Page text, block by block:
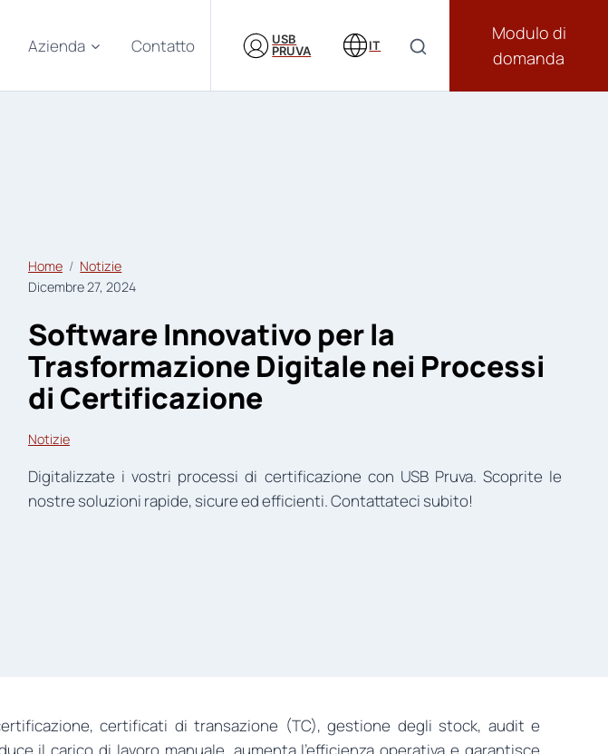
Azienda Contatto
USB
PRUVA
IT
Modulo di
domanda
Home
Notizie
Dicembre 27, 2024
Software Innovativo per la
Trasformazione Digitale nei Processi
di Certificazione
Notizie
Digitalizzate i vostri processi di certificazione con USB Pruva. Scoprite le
nostre soluzioni rapide, sicure ed efficienti. Contattateci subito!
certificati di transazione (TC), gestione degli stock, audit e